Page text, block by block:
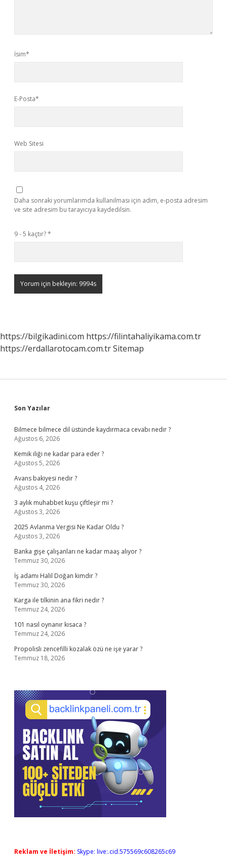
İsim*
E-Posta*
Web Sitesi
Daha sonraki yorumlarımda kullanılması için adım, e-posta adresim
ve site adresim bu tarayıcıya kaydedilsin.
9 - 5 kaçtır?*
https://bilgikadini.com https://filintahaliyikama.com.tr
https://erdallarotocam.com.trSitemap
Sidebar
Son Yazılar
Bilmece bilmece dil üstünde kaydırmaca cevabı nedir ?
Ağustos 6, 2026
Kemik iliği ne kadar para eder ?
Ağustos 5, 2026
Avans bakiyesi nedir ?
Ağustos 4, 2026
3 aylık muhabbet kuşu çiftleşir mi ?
Ağustos 3, 2026
2025 Avlanma Vergisi Ne Kadar Oldu ?
Ağustos 3, 2026
Banka gişe çalışanları ne kadar maaş alıyor ?
Temmuz 30, 2026
İş adamı Halil Doğan kimdir ?
Temmuz 30, 2026
Karga ile tilkinin ana fikri nedir ?
Temmuz 24, 2026
101 nasıl oynanır kısaca ?
Temmuz 24, 2026
Propolisli zencefilli kozalak özü ne işe yarar ?
Temmuz 18, 2026
Reklam ve İletişim: Skype: live:.cid.575569c608265c69